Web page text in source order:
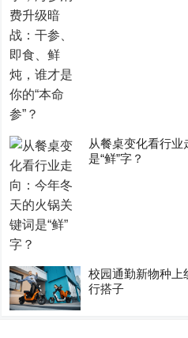
从餐桌变化看行
是“鲜”字？
校园通勤新物种上
行搭子